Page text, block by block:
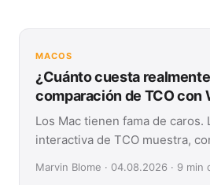
MACOS
¿Cuánto cuesta
comparación de TCO con
Los Mac tienen fama de caros.
interactiva de TCO muestra,
Marvin Blome · 04.08.2026 · 9 min